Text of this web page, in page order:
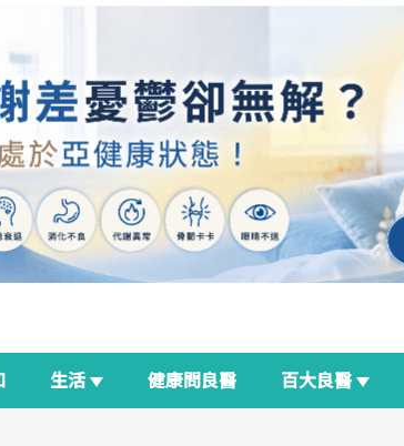
生活 健康問良醫 百大良醫